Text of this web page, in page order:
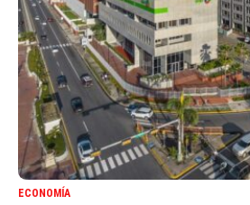
ECONOMÍA